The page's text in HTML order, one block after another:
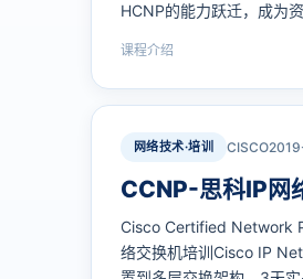
HCNP的能力跃迁，成为
课程介绍
网络技术·培训 CISCO
CCNP-思科IP网
Cisco Certified Network
络交换机培训Cisco IP